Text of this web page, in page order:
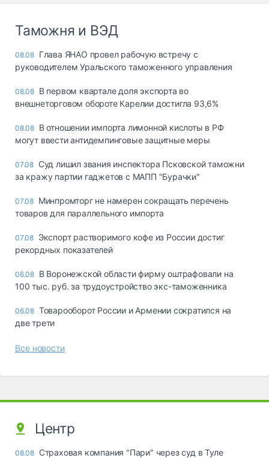
Таможня и ВЭД
08.08 Глава ЯНАО провел рабочую встречу с
руководителем Уральского таможенного управления
08.08 В первом квартале доля экспорта во
внешнеторговом обороте Карелии достигла 93,6%
08.08 В отношении импорта лимонной кислоты в РФ
могут ввести антидемпинговые защитные меры
07.08 Суд лишил звания инспектора Псковской таможни
за кражу партии гаджетов с МАПП "Бурачки"
07.08 Минпромторг не намерен сокращать перечень
товаров для параллельного импорта
07.08 Экспорт растворимого кофе из России достиг
рекордных показателей
06.08 В Воронежской области фирму оштрафовали на
100 тыс. руб. за трудоустройство экс-таможенника
06.08 Товарооборот России и Армении сократился на
две трети
Все новости
Центр
08.08 Страховая компания "Пари" через суд в Туле